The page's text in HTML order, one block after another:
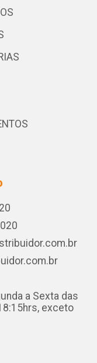
a Sexta das
exceto